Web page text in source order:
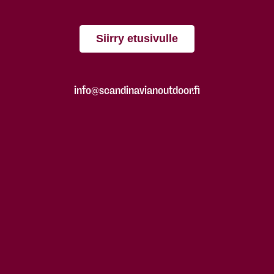
Siirry etusivulle
info@scandinavianoutdoor.fi